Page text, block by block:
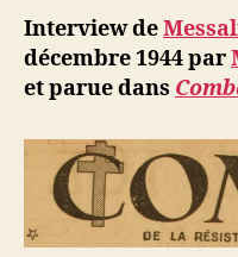
Interview de
décembre 1944 par
et parue dans